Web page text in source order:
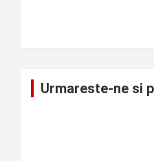
Urmareste-ne si